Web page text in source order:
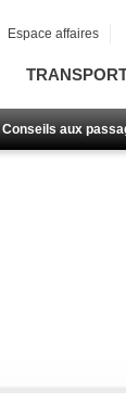
Conseils aux
Espace affaires